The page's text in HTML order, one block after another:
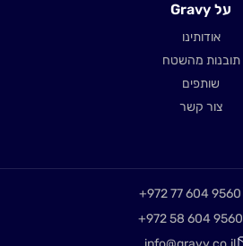
על Gravy
אודותינו
תובנות מהשטח
שותפים
צור קשר
+972 77 604 9560
+972 58 604 9560